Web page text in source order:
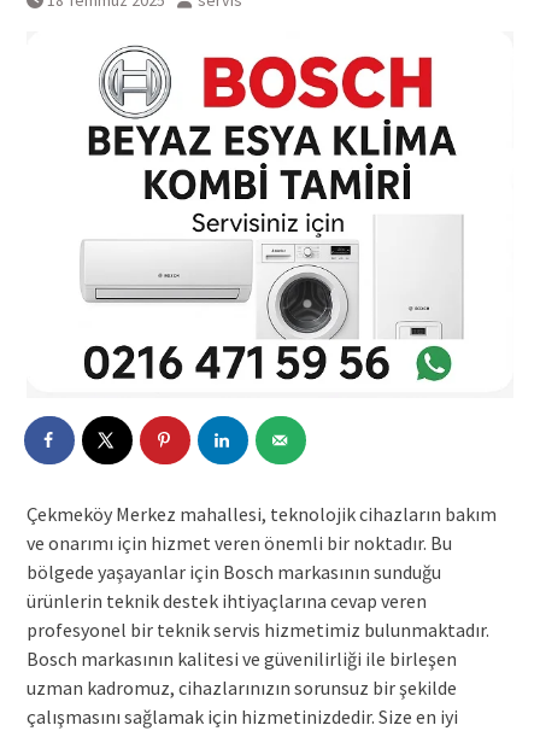
Çekmeköy Merkez mahallesi, teknolojik cihazların bakım
ve onarımı için hizmet veren önemli bir noktadır. Bu
bölgede yaşayanlar için Bosch markasının sunduğu
ürünlerin teknik destek ihtiyaçlarına cevap veren
profesyonel bir teknik servis hizmetimiz bulunmaktadır.
Bosch markasının kalitesi ve güvenilirliği ile birleşen
uzman kadromuz, cihazlarınızın sorunsuz bir şekilde
çalışmasını sağlamak için hizmetinizdedir. Size en iyi